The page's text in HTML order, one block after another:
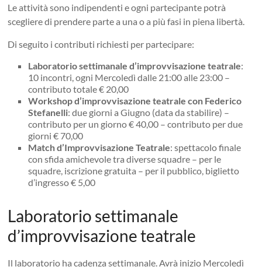
Le attività sono indipendenti e ogni partecipante potrà
scegliere di prendere parte a una o a più fasi in piena libertà.
Di seguito i contributi richiesti per partecipare:
Laboratorio settimanale d’improvvisazione teatrale:
10 incontri, ogni Mercoledì dalle 21:00 alle 23:00 –
contributo totale € 20,00
Workshop d’improvvisazione teatrale con Federico
Stefanelli: due giorni a Giugno (data da stabilire) –
contributo per un giorno € 40,00 – contributo per due
giorni € 70,00
Match d’Improvvisazione Teatrale: spettacolo finale
con sfida amichevole tra diverse squadre – per le
squadre, iscrizione gratuita – per il pubblico, biglietto
d’ingresso € 5,00
Laboratorio settimanale
d’improvvisazione teatrale
Il laboratorio ha cadenza settimanale. Avrà inizio Mercoledì